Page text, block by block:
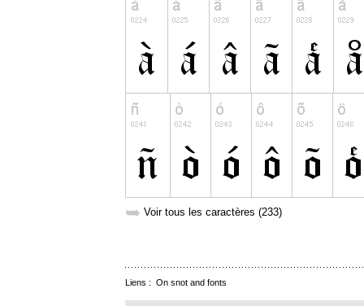
➥ Voir tous les caractères (233)
Liens : On snot and fonts